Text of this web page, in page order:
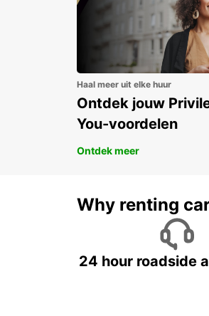
Haal meer uit elke huur
Ontdek jouw
You-voordelen
Ontdek meer
Why renting
24 hour roadside